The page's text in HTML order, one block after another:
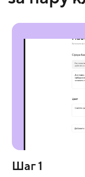
Шаг 1